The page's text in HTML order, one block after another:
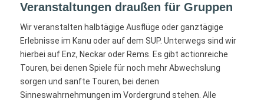
Veranstaltungen draußen für Gruppen
Wir veranstalten halbtägige Ausflüge oder ganztägige
Erlebnisse im Kanu oder auf dem SUP. Unterwegs sind wir
hierbei auf Enz, Neckar oder Rems. Es gibt actionreiche
Touren, bei denen Spiele für noch mehr Abwechslung
sorgen und sanfte Touren, bei denen
Sinneswahrnehmungen im Vordergrund stehen. Alle